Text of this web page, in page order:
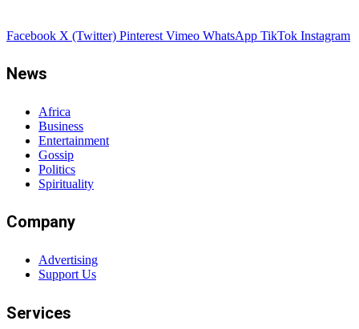
Facebook X (Twitter) Pinterest Vimeo WhatsApp TikTok Instagram
News
Africa
Business
Entertainment
Gossip
Politics
Spirituality
Company
Advertising
Support Us
Services